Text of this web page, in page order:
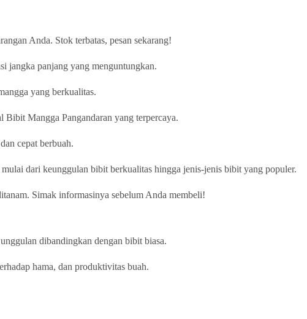
Anda. Stok terbatas, pesan sekarang!
jangka panjang yang menguntungkan.
yang berkualitas.
Bibit Mangga Pangandaran yang terpercaya.
cepat berbuah.
dari keunggulan bibit berkualitas hingga jenis-jenis bibit yang populer.
Simak informasinya sebelum Anda membeli!
dibandingkan dengan bibit biasa.
hama, dan produktivitas buah.